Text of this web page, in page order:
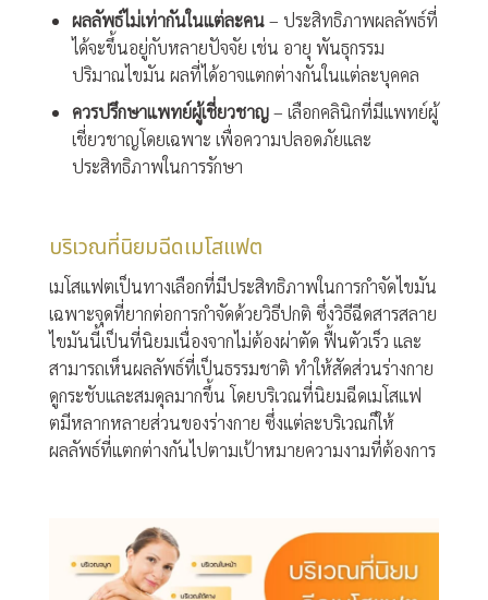
ผลลัพธ์ไม่เท่ากันในแต่ละคน– ประสิทธิภาพผลลัพธ์ที่
ได้จะขึ้นอยู่กับหลายปัจจัย เช่น อายุ พันธุกรรม
ปริมาณไขมัน ผลที่ได้อาจแตกต่างกันในแต่ละบุคคล
ควรปรึกษาแพทย์ผู้เชี่ยวชาญ– เลือกคลินิกที่มีแพทย์ผู้
เชี่ยวชาญโดยเฉพาะ เพื่อความปลอดภัยและ
ประสิทธิภาพในการรักษา
บริเวณที่นิยมฉีดเมโสแฟต
เมโสแฟตเป็นทางเลือกที่มีประสิทธิภาพในการกำจัดไขมัน
เฉพาะจุดที่ยากต่อการกำจัดด้วยวิธีปกติ ซึ่งวิธีฉีดสารสลาย
ไขมันนี้เป็นที่นิยมเนื่องจากไม่ต้องผ่าตัด ฟื้นตัวเร็ว และ
สามารถเห็นผลลัพธ์ที่เป็นธรรมชาติ ทำให้สัดส่วนร่างกาย
ดูกระชับและสมดุลมากขึ้น โดยบริเวณที่นิยมฉีดเมโสแฟ
ตมีหลากหลายส่วนของร่างกาย ซึ่งแต่ละบริเวณก็ให้
ผลลัพธ์ที่แตกต่างกันไปตามเป้าหมายความงามที่ต้องการ